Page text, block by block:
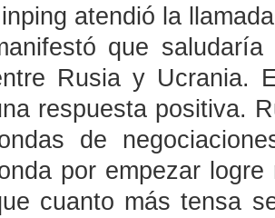
atendió la
que
Rusia y Ucrania.
respuesta positiva.
de
por empezar
cuanto más tensa